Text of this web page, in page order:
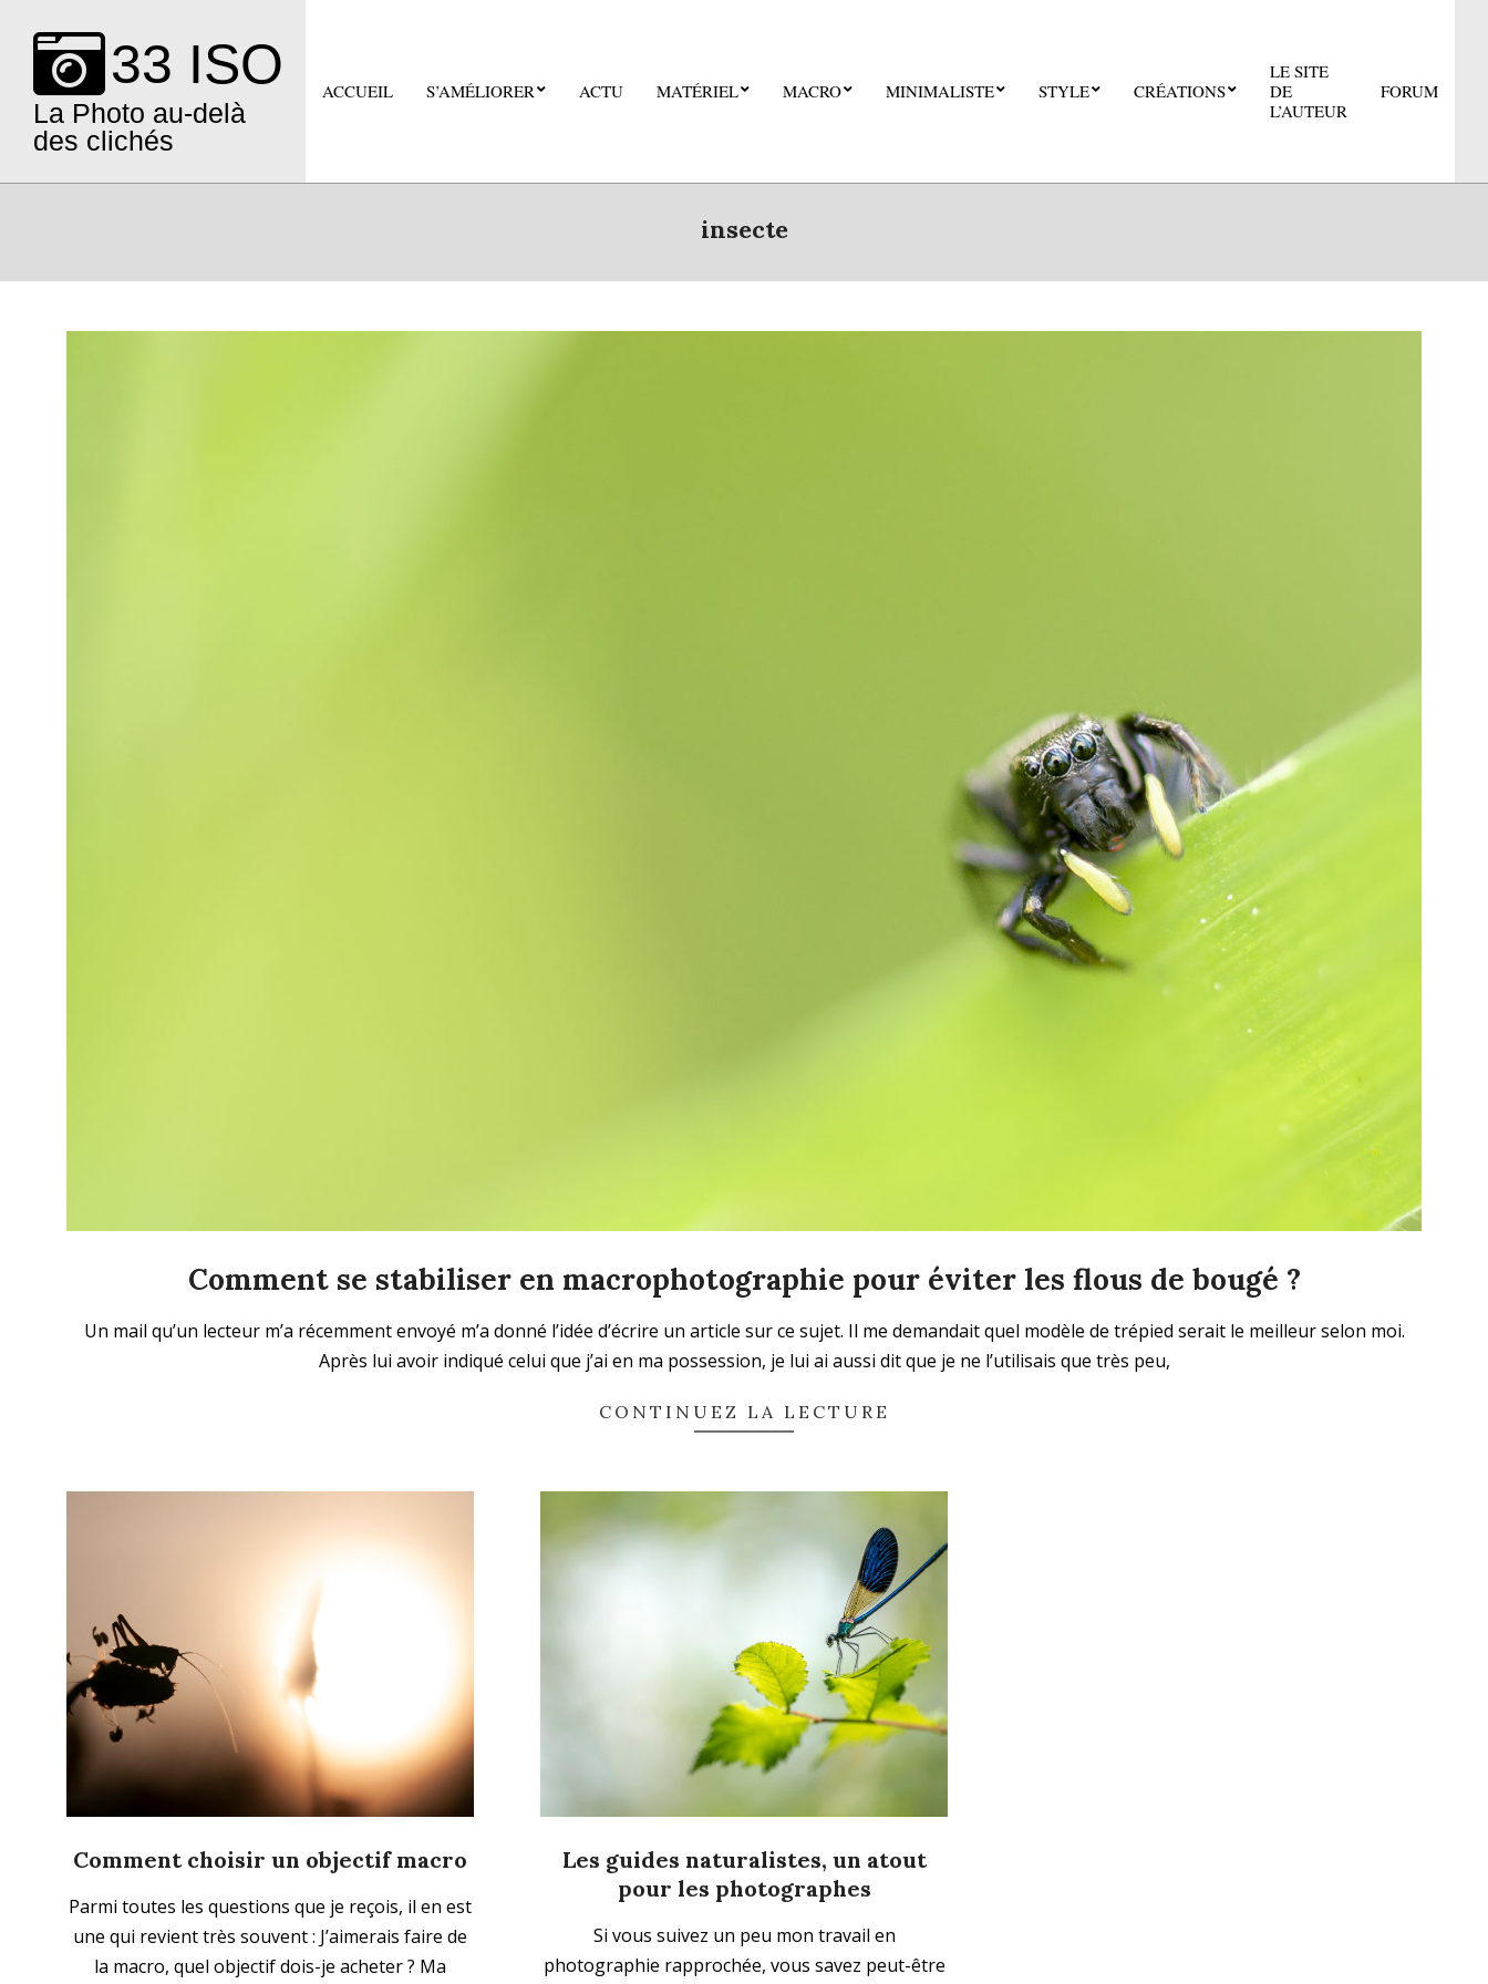
content
33 ISO
La Photo au-delà
des clichés
ACCUEIL S’AMÉLIORER ACTU MATÉRIEL MACRO MINIMALISTE STYLE CRÉATIONS
LE SITE
DE
L’AUTEUR
FORUM
insecte
Comment se stabiliser en macrophotographie pour éviter les flous de bougé ?
03-Un mail qu’un lecteur m’a récemment envoyé m’a donné l’idée d’écrire un article sur ce sujet. Il me demandait quel modèle de trépied serait le meilleur selon moi.
Après lui avoir indiqué celui que j’ai en ma possession, je lui ai aussi dit que je ne l’utilisais que très peu,
CONTINUEZ LA LECTURE
Comment choisir un objectif macro
10-
30
Parmi toutes les questions que je reçois, il en est
une qui revient très souvent : J’aimerais faire de
la macro, quel objectif dois-je acheter ? Ma
Les guides naturalistes, un atout
pour les photographes
01
Si vous suivez un peu mon travail en
photographie rapprochée, vous savez peut-être